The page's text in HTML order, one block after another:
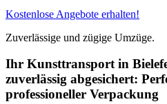
Kostenlose Angebote erhalten!
Zuverlässige und zügige Umzüge.
Ihr Kunsttransport in
zuverlässig abgesichert:
professioneller Verpackung